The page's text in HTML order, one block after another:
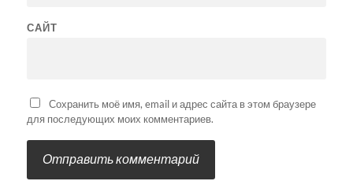
САЙТ
Сохранить моё имя, email и адрес сайта в этом браузере
для последующих моих комментариев.